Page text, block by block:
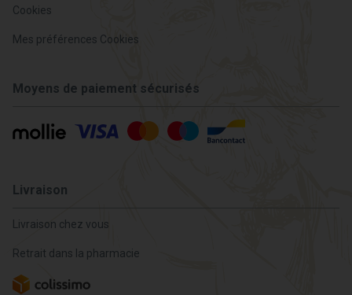
Cookies
Mes préférences Cookies
Moyens de paiement sécurisés
Livraison
Livraison chez vous
Retrait dans la pharmacie